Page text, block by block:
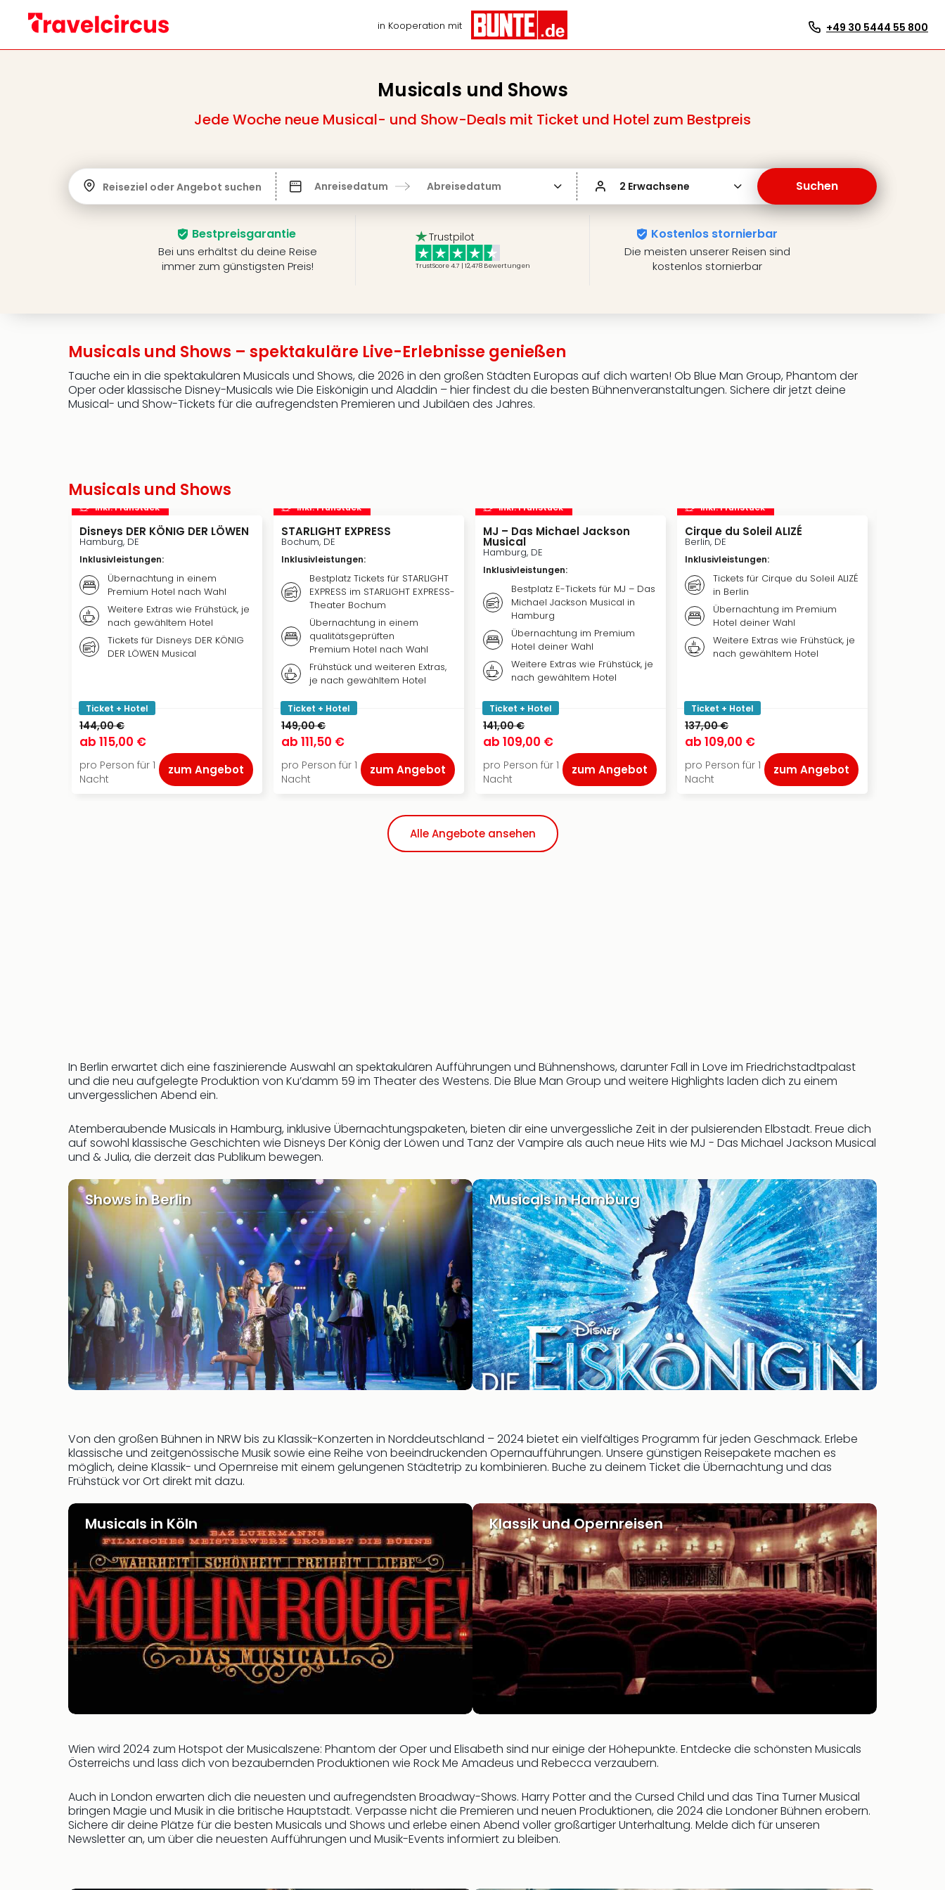
in Kooperation mit +49 30 5444 55 800
Musicals und Shows
Jede Woche neue Musical- und Show-Deals mit Ticket und Hotel zum Bestpreis
Reiseziel oder Angebot suchen Anreisedatum Abreisedatum 2 Erwachsene Suchen
Bestpreisgarantie
Bei uns erhältst du deine Reise
immer zum günstigsten Preis!
Trustpilot
TrustScore 4.7 | 12,478 Bewertungen
Kostenlos stornierbar
Die meisten unserer Reisen sind
kostenlos stornierbar
Musicals und Shows – spektakuläre Live-Erlebnisse genießen
Tauche ein in die spektakulären Musicals und Shows, die 2026 in den großen Städten Europas auf dich warten! Ob Blue Man Group, Phantom der
Oper oder klassische Disney-Musicals wie Die Eiskönigin und Aladdin – hier findest du die besten Bühnenveranstaltungen. Sichere dir jetzt deine
Musical- und Show-Tickets für die aufregendsten Premieren und Jubiläen des Jahres.
Musicals und Shows
inkl. Frühstück
Disneys DER KÖNIG DER LÖWEN
Hamburg, DE
Inklusivleistungen:
Übernachtung in einem
Premium Hotel nach Wahl
Weitere Extras wie Frühstück, je
nach gewähltem Hotel
Tickets für Disneys DER KÖNIG
DER LÖWEN Musical
Ticket + Hotel
144,00 €
ab 115,00 €
pro Person für 1
Nacht
zum Angebot
inkl. Frühstück
STARLIGHT EXPRESS
Bochum, DE
Inklusivleistungen:
Bestplatz Tickets für STARLIGHT
EXPRESS im STARLIGHT EXPRESS-
Theater Bochum
Übernachtung in einem
qualitätsgeprüften
Premium Hotel nach Wahl
Frühstück und weiteren Extras,
je nach gewähltem Hotel
Ticket + Hotel
149,00 €
ab 111,50 €
pro Person für 1
Nacht
zum Angebot
inkl. Frühstück
MJ – Das Michael Jackson
Musical
Hamburg, DE
Inklusivleistungen:
Bestplatz E-Tickets für MJ – Das
Michael Jackson Musical in
Hamburg
Übernachtung im Premium
Hotel deiner Wahl
Weitere Extras wie Frühstück, je
nach gewähltem Hotel
Ticket + Hotel
141,00 €
ab 109,00 €
pro Person für 1
Nacht
zum Angebot
inkl. Frühstück
Cirque du Soleil ALIZÉ
Berlin, DE
Inklusivleistungen:
Tickets für Cirque du Soleil ALIZÉ
in Berlin
Übernachtung im Premium
Hotel deiner Wahl
Weitere Extras wie Frühstück, je
nach gewähltem Hotel
Ticket + Hotel
137,00 €
ab 109,00 €
pro Person für 1
Nacht
zum Angebot
Alle Angebote ansehen
In Berlin erwartet dich eine faszinierende Auswahl an spektakulären Aufführungen und Bühnenshows, darunter Fall in Love im Friedrichstadtpalast
und die neu aufgelegte Produktion von Ku’damm 59 im Theater des Westens. Die Blue Man Group und weitere Highlights laden dich zu einem
unvergesslichen Abend ein.
Atemberaubende Musicals in Hamburg, inklusive Übernachtungspaketen, bieten dir eine unvergessliche Zeit in der pulsierenden Elbstadt. Freue dich
auf sowohl klassische Geschichten wie Disneys Der König der Löwen und Tanz der Vampire als auch neue Hits wie MJ - Das Michael Jackson Musical
und & Julia, die derzeit das Publikum bewegen.
Shows in Berlin Musicals in Hamburg
Von den großen Bühnen in NRW bis zu Klassik-Konzerten in Norddeutschland – 2024 bietet ein vielfältiges Programm für jeden Geschmack. Erlebe
klassische und zeitgenössische Musik sowie eine Reihe von beeindruckenden Opernaufführungen. Unsere günstigen Reisepakete machen es
möglich, deine Klassik- und Opernreise mit einem gelungenen Städtetrip zu kombinieren. Buche zu deinem Ticket die Übernachtung und das
Frühstück vor Ort direkt mit dazu.
Musicals in Köln Klassik und Opernreisen
Wien wird 2024 zum Hotspot der Musicalszene: Phantom der Oper und Elisabeth sind nur einige der Höhepunkte. Entdecke die schönsten Musicals
Österreichs und lass dich von bezaubernden Produktionen wie Rock Me Amadeus und Rebecca verzaubern.
Auch in London erwarten dich die neuesten und aufregendsten Broadway-Shows. Harry Potter and the Cursed Child und das Tina Turner Musical
bringen Magie und Musik in die britische Hauptstadt. Verpasse nicht die Premieren und neuen Produktionen, die 2024 die Londoner Bühnen erobern.
Sichere dir deine Plätze für die besten Musicals und Shows und erlebe einen Abend voller großartiger Unterhaltung. Melde dich für unseren
Newsletter an, um über die neuesten Aufführungen und Musik-Events informiert zu bleiben.